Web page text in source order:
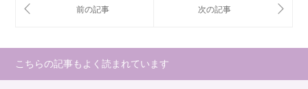
こちらの記事もよく読まれています